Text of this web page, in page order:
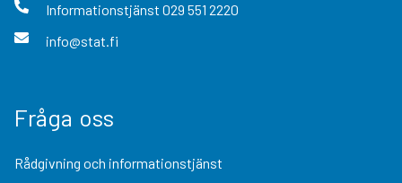
Informationstjänst 029 551 2220
info@stat.fi
Fråga oss
Rådgivning och informationstjänst